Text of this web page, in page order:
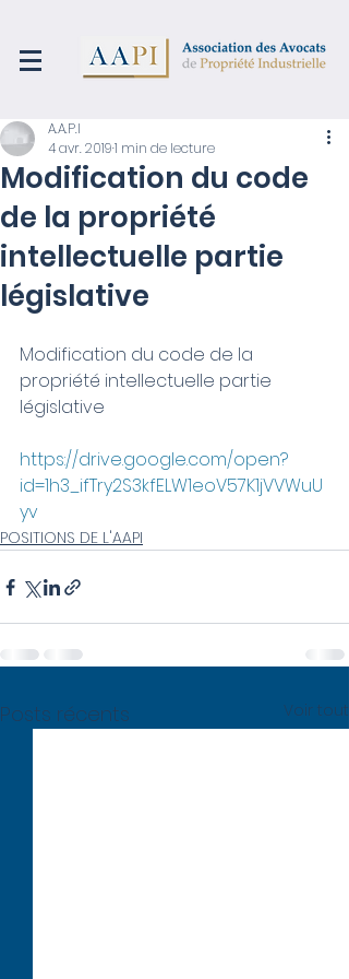
Modification du code
de la propriété
intellectuelle partie
législative
A.A.P.I
4 avr. 20191 min de lecture
Modification du code de la
propriété intellectuelle partie
législative
https://drive.google.com/open?
id=1h3_ifTry2S3kfELW1eoV57K1jVVWuU
yv
POSITIONS DE L'AAPI
Posts récents Voir tout